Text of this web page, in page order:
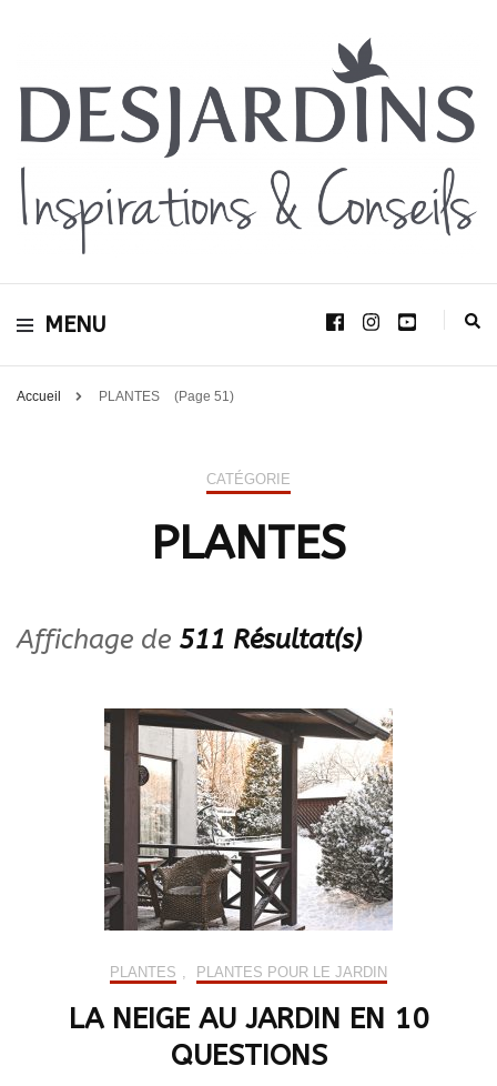
Desjardins
Inspirations &
Conseils
Avec le blog Desjardins, nous avons pour volonté de partager et de transmettre
d’aménagement d’intérieur et d’extérieur.
MENU
Accueil PLANTES (Page 51)
CATÉGORIE
PLANTES
Affichage de 511 Résultat(s)
PLANTES , PLANTES POUR LE JARDIN
LA NEIGE AU JARDIN EN 10
QUESTIONS